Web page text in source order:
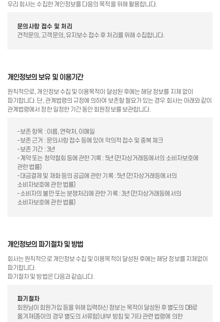
우리 회사는 수집한 개인정보를 다음의 목적을 위해 활용합니다.
문의사항 접수 및 처리
견적문의, 고객문의, 유지보수 접수 후 처리를 위해 수집합니다.
개인정보의 보유 및 이용기간
원칙적으로, 개인정보 수집 및 이용목적이 달성된 후에는 해당 정보를 지체 없이
파기합니다. 단, 관계법령의 규정에 의하여 보존할 필요가 있는 경우 회사는 아래와 같이
관계법령에서 정한 일정한 기간 동안 회원정보를 보관합니다.
- 보존 항목 : 이름, 연락처, 이메일
- 보존 근거 : 문의사항 접수 등에 있어 악의적 접수 및 중복 체크
- 보존 기간 : 3년
- 계약 또는 청약철회 등에 관한 기록 : 5년 (전자상거래등에서의 소비자보호에
관한 법률)
- 대금결제 및 재화 등의 공급에 관한 기록 : 5년 (전자상거래등에서의
소비자보호에 관한 법률)
- 소비자의 불만 또는 분쟁처리에 관한 기록 : 3년 (전자상거래등에서의
소비자보호에 관한 법률)
개인정보의 파기절차 및 방법
회사는 원칙적으로 개인정보 수집 및 이용목적이 달성된 후에는 해당 정보를 지체없이
파기합니다.
파기절차 및 방법은 다음과 같습니다.
파기절차
회원님이 회원가입 등을 위해 입력하신 정보는 목적이 달성된 후 별도의 DB로
옮겨져(종이의 경우 별도의 서류함) 내부 방침 및 기타 관련 법령에 의한